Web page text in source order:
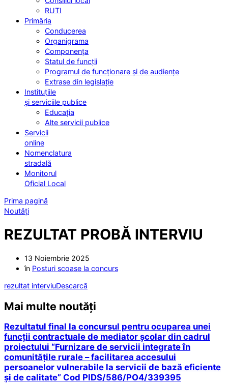
RUTI
Primăria
Conducerea
Organigrama
Componența
Statul de funcții
Programul de funcționare și de audiențe
Extrase din legislație
Instituțiile
și serviciile publice
Educația
Alte servicii publice
Servicii
online
Nomenclatura
stradală
Monitorul
Oficial Local
Prima pagină
Noutăți
REZULTAT PROBĂ INTERVIU
13 Noiembrie 2025
în Posturi scoase la concurs
rezultat interviuDescarcă
Mai multe noutăți
Rezultatul final la concursul pentru ocuparea unei
funcții contractuale de mediator școlar din cadrul
proiectului “Furnizare de servicii integrate în
comunitățile rurale – facilitarea accesului
persoanelor vulnerabile la servicii de bază eficiente
și de calitate” Cod PIDS/586/PO4/339395